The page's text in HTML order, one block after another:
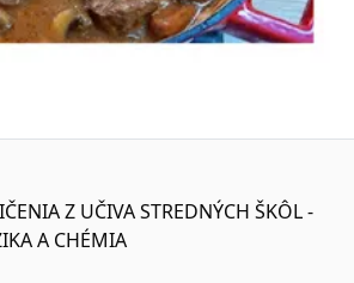
Z UČIVA STREDNÝCH ŠKÔL -
A CHÉMIA